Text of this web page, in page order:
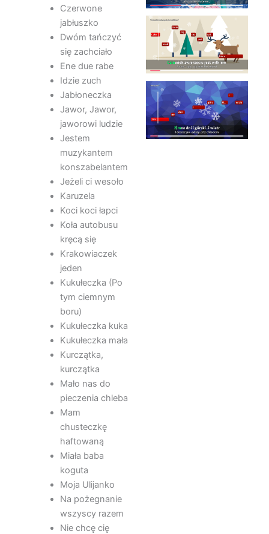
Czerwone
jabłuszko
Dwóm tańczyć
się zachciało
Ene due rabe
Idzie zuch
Jabłoneczka
Jawor, Jawor,
jaworowi ludzie
Jestem
muzykantem
konszabelantem
Jeżeli ci wesoło
Karuzela
Koci koci łapci
Koła autobusu
kręcą się
Krakowiaczek
jeden
Kukułeczka (Po
tym ciemnym
boru)
Kukułeczka kuka
Kukułeczka mała
Kurczątka,
kurczątka
Mało nas do
pieczenia chleba
Mam
chusteczkę
haftowaną
Miała baba
koguta
Moja Ulijanko
Na pożegnanie
wszyscy razem
Nie chcę cię